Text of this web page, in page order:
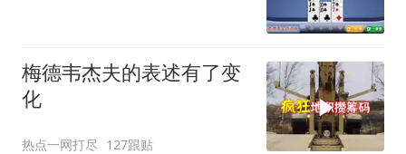
梅德韦杰夫的表述有了变
化
热点一网打尽 127跟贴